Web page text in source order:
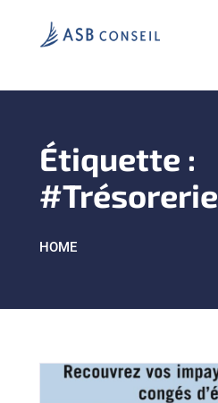
Étiquette :
#Trésorerie
HOME